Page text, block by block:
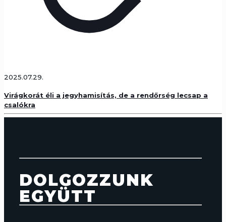
2025.07.29.
Virágkorát éli a jegyhamisítás, de a rendőrség lecsap a
csalókra
DOLGOZZUNK
EGYÜTT